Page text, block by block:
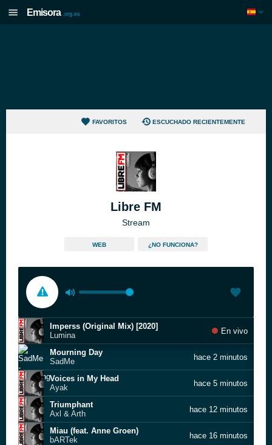
Emisora .org.es
FAVORITOS ESCUCHADO RECIENTEMENTE
Libre FM
Stream
WEB ¿NO FUNCIONA?
Imperss (Original Mix) [2020]
Lumina
En vivo
Mourning Day
SadMe
hace 2 minutos
Voices in My Head
Ayak
hace 5 minutos
Triumphant
Axl & Arth
hace 12 minutos
Miau (feat. Anne Groen)
bARTek
hace 16 minutos